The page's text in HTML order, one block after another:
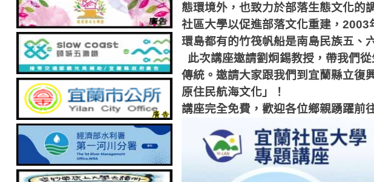
態環境外，也致力於部落生態文化的
社區大學以促進部落文化重建， 2003
環島都有的竹筏帆船是南島民族五、
此次講座邀請劉炯錫教授，帶我們
傳統。邀請大家跟我們到宜蘭縣立復
原住民航海文化」！
講座完全免費，歡迎各位鄉親踴躍前